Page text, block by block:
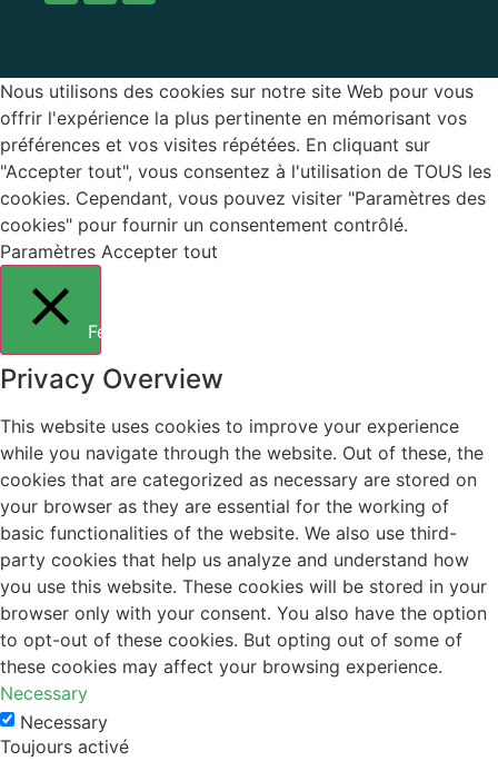
Nous utilisons des cookies sur notre site Web pour vous
offrir l'expérience la plus pertinente en mémorisant vos
préférences et vos visites répétées. En cliquant sur
"Accepter tout", vous consentez à l'utilisation de TOUS les
cookies. Cependant, vous pouvez visiter "Paramètres des
cookies" pour fournir un consentement contrôlé.
Paramètres Accepter tout
Fermer
Privacy Overview
This website uses cookies to improve your experience
while you navigate through the website. Out of these, the
cookies that are categorized as necessary are stored on
your browser as they are essential for the working of
basic functionalities of the website. We also use third-
party cookies that help us analyze and understand how
you use this website. These cookies will be stored in your
browser only with your consent. You also have the option
to opt-out of these cookies. But opting out of some of
these cookies may affect your browsing experience.
Necessary
Necessary
Toujours activé